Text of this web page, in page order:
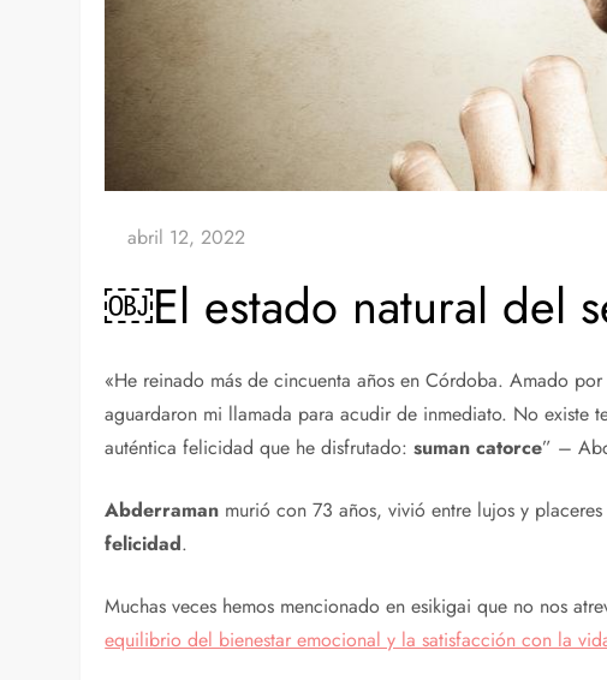
￼El estado natural del
«He reinado más de cincuenta años en Córdoba. Amado
aguardaron mi llamada para acudir de inmediato. No existe
auténtica felicidad que he disfrutado:suman catorce” –
Abderraman murió con 73 años, vivió entre lujos y
felicidad.
Muchas veces hemos mencionado en esikigai que no nos
equilibrio del bienestar emocional y la satisfacción con la